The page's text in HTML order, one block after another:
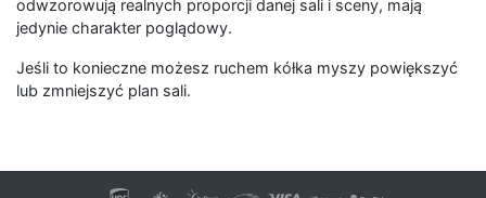
odwzorowują realnych proporcji danej sali i sceny, mają
jedynie charakter poglądowy.
Jeśli to konieczne możesz ruchem kółka myszy powiększyć
lub zmniejszyć plan sali.